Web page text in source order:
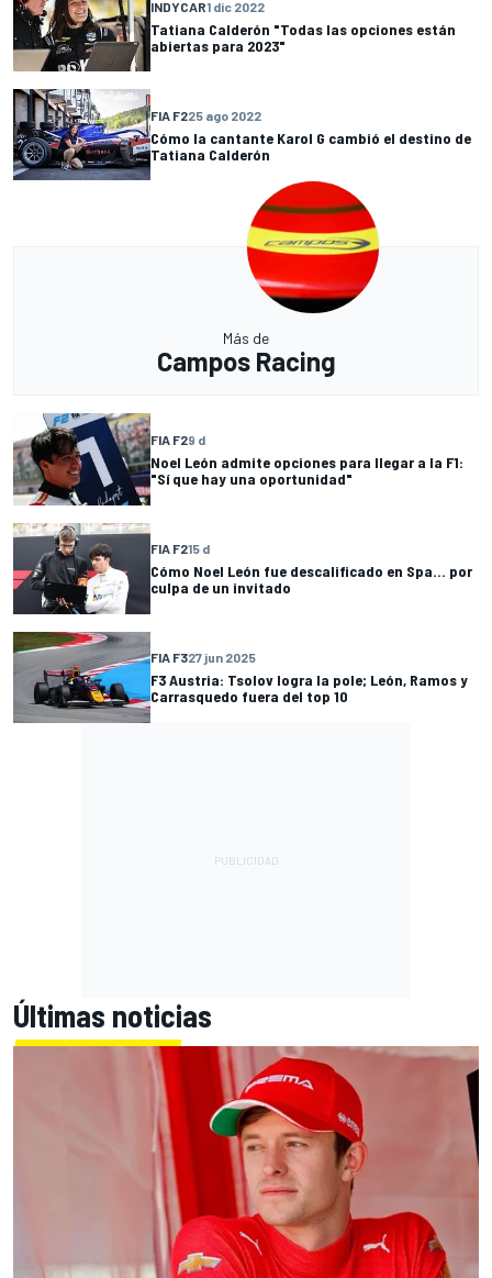
INDYCAR1 dic 2022
Tatiana Calderón "Todas las opciones están
abiertas para 2023"
FIA F225 ago 2022
Cómo la cantante Karol G cambió el destino de
Tatiana Calderón
Más de
Campos Racing
FIA F29 d
Noel León admite opciones para llegar a la F1:
"Sí que hay una oportunidad"
FIA F215 d
Cómo Noel León fue descalificado en Spa... por
culpa de un invitado
FIA F327 jun 2025
F3 Austria: Tsolov logra la pole; León, Ramos y
Carrasquedo fuera del top 10
Últimas noticias